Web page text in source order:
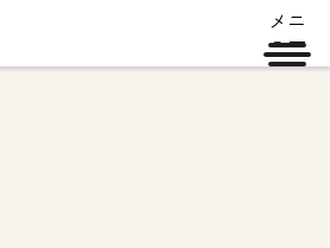
メニ
ュー